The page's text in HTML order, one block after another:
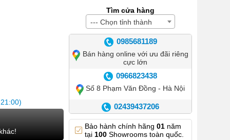
Tìm cửa hàng
--- Chọn tỉnh thành
0985681189
Bán hàng online với ưu đãi riêng
cực lớn
0966823438
Số 8 Phạm Văn Đồng - Hà Nội
02439437206
Số 42 Phố Huế - Hoàn Kiếm –
Hà Nội
Bảo hành chính hãng 01năm
tại 100Showrooms toàn quốc.